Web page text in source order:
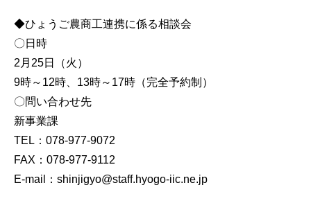
◆ひょうご農商工連携に係る相談会
〇日時
2月25日（火）
9時～12時、13時～17時（完全予約制）
〇問い合わせ先
新事業課
TEL：078-977-9072
FAX：078-977-9112
E-mail：shinjigyo@staff.hyogo-iic.ne.jp